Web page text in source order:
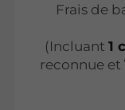
Frais de
(Incluant 1
reconnue et